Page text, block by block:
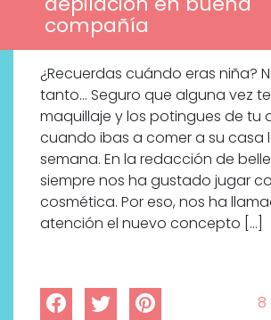
compañía
¿Recuerdas cuándo eras niña?
tanto… Seguro que alguna vez
maquillaje y los potingues de tu
cuando ibas a comer a su casa
semana. En la redacción de
siempre nos ha gustado jugar
cosmética. Por eso, nos ha
atención el nuevo concepto […]
8
profesional va